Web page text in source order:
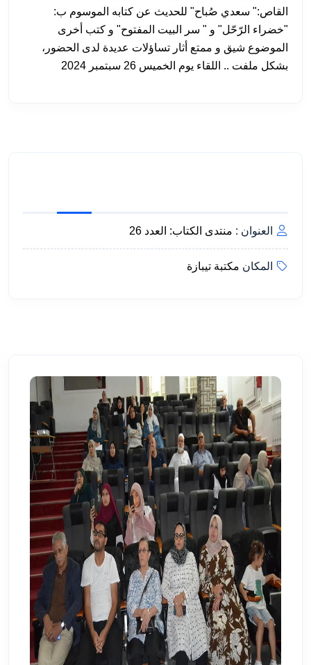
القاص:" سعدي صُباح" للحديث عن كتابه الموسوم ب:
"خضراء الرّحّل" و " سر البيت المفتوح" و كتب أخرى
الموضوع شيق و ممتع أثار تساؤلات عديدة لدى الحضور،
بشكل ملفت .. اللقاء يوم الخميس 26 سبتمبر 2024
العنوان : منتدى الكتاب: العدد 26
المكان مكتبة تيبازة